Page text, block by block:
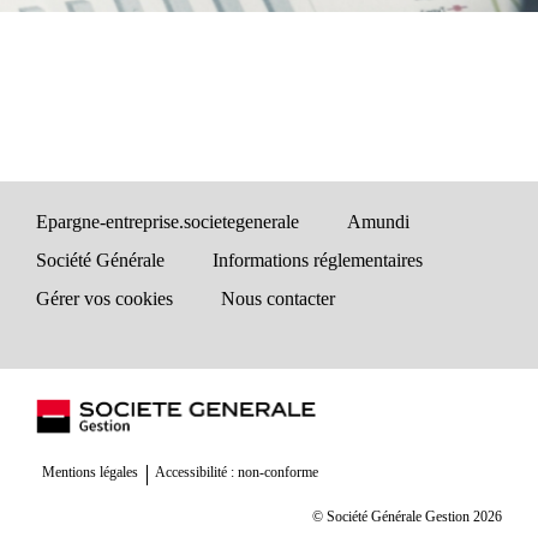
Epargne-entreprise.societegenerale
Amundi
Société Générale
Informations réglementaires
Gérer vos cookies
Nous contacter
Mentions légales Accessibilité : non-conforme
© Société Générale Gestion 2026